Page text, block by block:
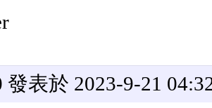
發表於 2023-9-21